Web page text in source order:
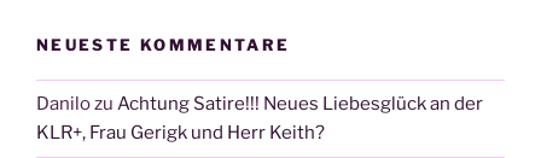
NEUESTE KOMMENTARE
Danilozu Achtung Satire!!! Neues Liebesglück an der
KLR+, Frau Gerigk und Herr Keith?